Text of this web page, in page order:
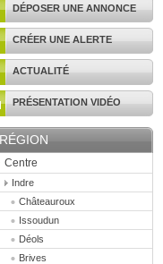
DÉPOSER UNE ANNONCE
CRÉER UNE ALERTE
ACTUALITÉ
PRÉSENTATION VIDÉO
RÉGION
Centre
Indre
Châteauroux
Issoudun
Déols
Brives